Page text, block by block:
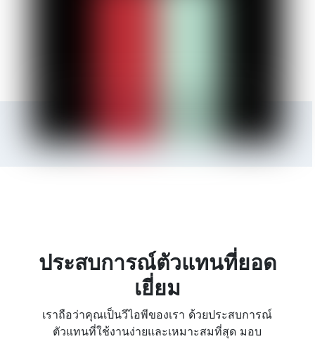
ประสบการณ์ตัวแทนที่ยอด
เยี่ยม
เราถือว่าคุณเป็นวีไอพีของเรา ด้วยประสบการณ์
ตัวแทนที่ใช้งานง่ายและเหมาะสมที่สุด มอบ